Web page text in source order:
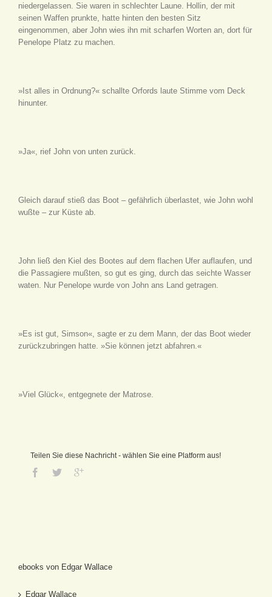
niedergelassen. Sie waren in schlechter Laune. Hollin, der mit
seinen Waffen prunkte, hatte hinten den besten Sitz
eingenommen, aber John wies ihn mit scharfen Worten an, dort für
Penelope Platz zu machen.
»Ist alles in Ordnung?« schallte Orfords laute Stimme vom Deck
hinunter.
»Ja«, rief John von unten zurück.
Gleich darauf stieß das Boot – gefährlich überlastet, wie John wohl
wußte – zur Küste ab.
John ließ den Kiel des Bootes auf dem flachen Ufer auflaufen, und
die Passagiere mußten, so gut es ging, durch das seichte Wasser
waten. Nur Penelope wurde von John ans Land getragen.
»Es ist gut, Simson«, sagte er zu dem Mann, der das Boot wieder
zurückzubringen hatte. »Sie können jetzt abfahren.«
»Viel Glück«, entgegnete der Matrose.
Teilen Sie diese Nachricht - wählen Sie eine Platform aus!
ebooks von Edgar Wallace
Edgar Wallace